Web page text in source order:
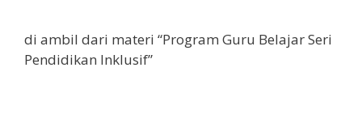
di ambil dari materi “Program Guru Belajar Seri
Pendidikan Inklusif”